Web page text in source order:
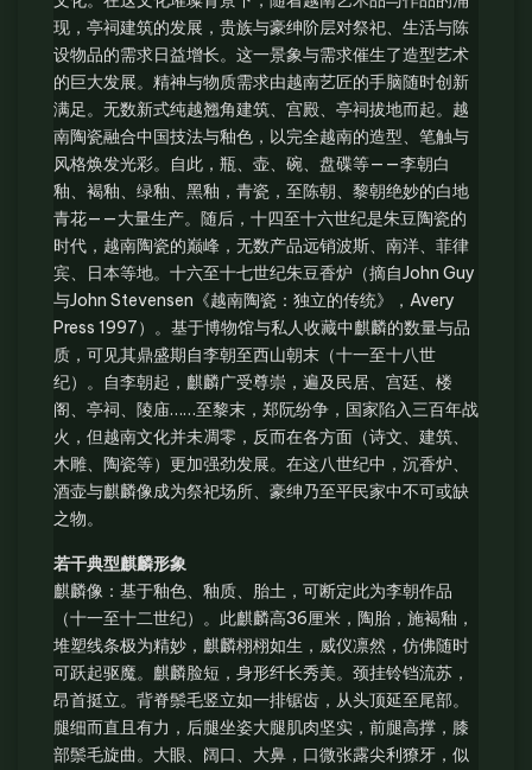
现，亭祠建筑的发展，贵族与豪绅阶层对祭祀、生活与陈
设物品的需求日益增长。这一景象与需求催生了造型艺术
的巨大发展。精神与物质需求由越南艺匠的手脑随时创新
满足。无数新式纯越翘角建筑、宫殿、亭祠拔地而起。越
南陶瓷融合中国技法与釉色，以完全越南的造型、笔触与
风格焕发光彩。自此，瓶、壶、碗、盘碟等——李朝白
釉、褐釉、绿釉、黑釉，青瓷，至陈朝、黎朝绝妙的白地
青花——大量生产。随后，十四至十六世纪是朱豆陶瓷的
时代，越南陶瓷的巅峰，无数产品远销波斯、南洋、菲律
宾、日本等地。十六至十七世纪朱豆香炉（摘自John Guy
与John Stevensen《越南陶瓷：独立的传统》，Avery
Press 1997）。基于博物馆与私人收藏中麒麟的数量与品
质，可见其鼎盛期自李朝至西山朝末（十一至十八世
纪）。自李朝起，麒麟广受尊崇，遍及民居、宫廷、楼
阁、亭祠、陵庙……至黎末，郑阮纷争，国家陷入三百年战
火，但越南文化并未凋零，反而在各方面（诗文、建筑、
木雕、陶瓷等）更加强劲发展。在这八世纪中，沉香炉、
酒壶与麒麟像成为祭祀场所、豪绅乃至平民家中不可或缺
之物。
若干典型麒麟形象
麒麟像：基于釉色、釉质、胎土，可断定此为李朝作品
（十一至十二世纪）。此麒麟高36厘米，陶胎，施褐釉，
堆塑线条极为精妙，麒麟栩栩如生，威仪凛然，仿佛随时
可跃起驱魔。麒麟脸短，身形纤长秀美。颈挂铃铛流苏，
昂首挺立。背脊鬃毛竖立如一排锯齿，从头顶延至尾部。
腿细而直且有力，后腿坐姿大腿肌肉坚实，前腿高撑，膝
部鬃毛旋曲。大眼、阔口、大鼻，口微张露尖利獠牙，似